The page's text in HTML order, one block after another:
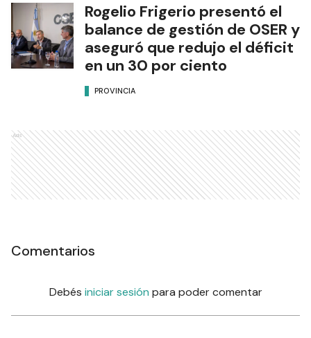
Rogelio Frigerio presentó el
balance de gestión de OSER y
aseguró que redujo el déficit
en un 30 por ciento
PROVINCIA
Ads
Comentarios
Debés iniciar sesión para poder comentar